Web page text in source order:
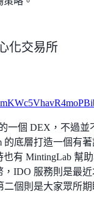
化交易所
一個 DEX，不過並
的底層打造一個有著
有 MintingLab 幫
，IDO 服務則是最近
二個則是大家眾所